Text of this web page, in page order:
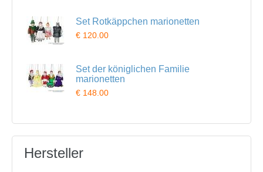
Set Rotkäppchen marionetten
€ 120.00
Set der königlichen Familie
marionetten
€ 148.00
Hersteller